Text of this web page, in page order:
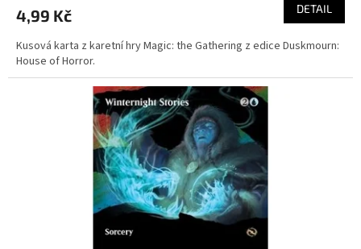
4,99 Kč DETAIL
Kusová karta z karetní hry Magic: the Gathering z edice Duskmourn:
House of Horror.